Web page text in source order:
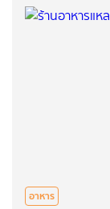
อาหาร